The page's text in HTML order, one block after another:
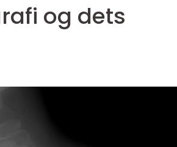
og dets